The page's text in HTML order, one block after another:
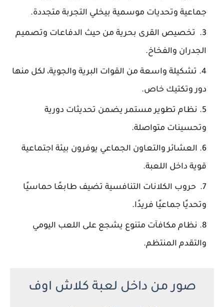
جماعية وتحديات موسمية بيخلي التجربة متجددة.
تخصيص القرى بحرية من حيث الدفاعات وتصميم
الجدران والفخاخ.
تشكيلة واسعة من القوات البرية والجوية، لكل منها
دور وتكتيك خاص.
نظام تطوير مستمر يضمن تحديثات دورية
وتحسينات متواصلة.
العشائر والتعاون الجماعي يوفرون بيئة اجتماعية
قوية داخل اللعبة.
حروب الكلانات التنافسية تضيف طابعًا حماسيًا
وتحديًا جماعيًا فريدًا.
نظام مكافآت متنوع يشجع على اللعب اليومي
والتقدم المنتظم.
صور من داخل لعبة كلاش اوف